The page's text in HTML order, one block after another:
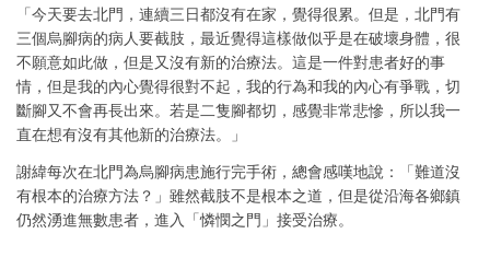
「今天要去北門，連續三日都沒有在家，覺得很累。但是，北門有
三個烏腳病的病人要截肢，最近覺得這樣做似乎是在破壞身體，很
不願意如此做，但是又沒有新的治療法。這是一件對患者好的事
情，但是我的內心覺得很對不起，我的行為和我的內心有爭戰，切
斷腳又不會再長出來。若是二隻腳都切，感覺非常悲慘，所以我一
直在想有沒有其他新的治療法。」
謝緯每次在北門為烏腳病患施行完手術，總會感嘆地說：「難道沒
有根本的治療方法？」雖然截肢不是根本之道，但是從沿海各鄉鎮
仍然湧進無數患者，進入「憐憫之門」接受治療。